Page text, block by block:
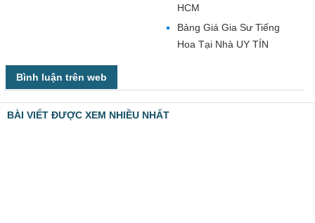
HCM
Bảng Giá Gia Sư Tiếng
Hoa Tại Nhà UY TÍN
Bình luận trên web
BÀI VIẾT ĐƯỢC XEM NHIỀU NHẤT